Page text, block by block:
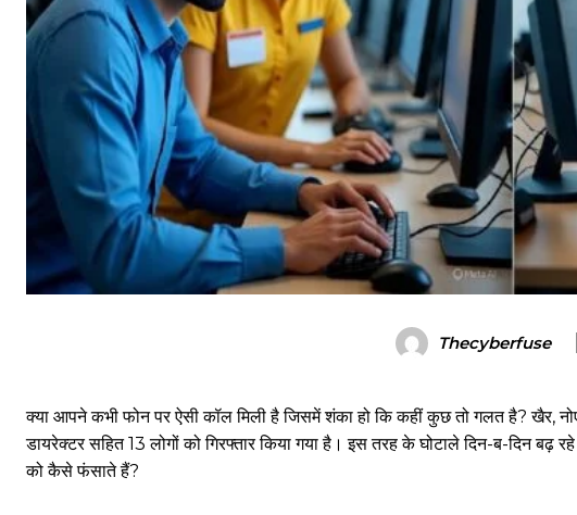
Thecyberfuse
क्या आपने कभी फोन पर ऐसी कॉल मिली है जिसमें शंका हो कि कहीं कुछ तो गलत है? खैर,
डायरेक्टर सहित 13 लोगों को गिरफ्तार किया गया है। इस तरह के घोटाले दिन-ब-दिन
को कैसे फंसाते हैं?